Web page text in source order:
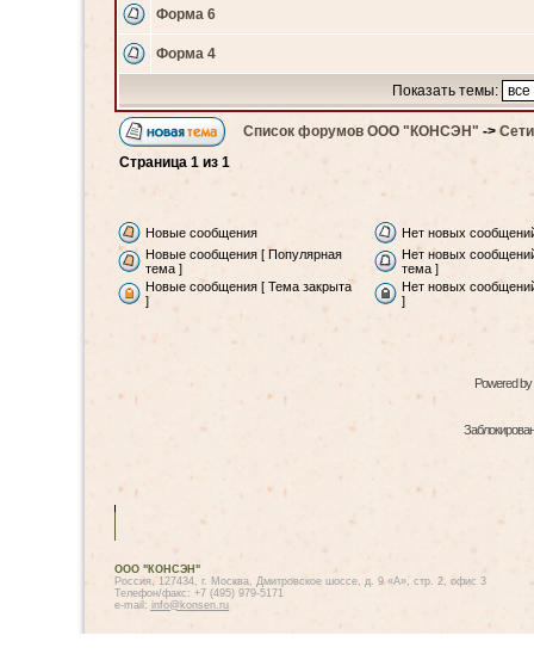
Форма 6
Форма 4
Показать темы:
Список форумов ООО "КОНСЭН" ->Сети
Страница 1из 1
Новые сообщения
Нет новых
Новые сообщения [ Популярная
тема ]
Нет новых
тема ]
Новые сообщения [ Тема закрыта
]
Нет новых
]
Powered by
ООО "КОНСЭН"
Россия, 127434, г. Москва, Дмитровское шоссе, д. 9 «А», стр. 2, офис 3
Телефон/факс: +7 (495) 979-5171
e-mail: info@konsen.ru